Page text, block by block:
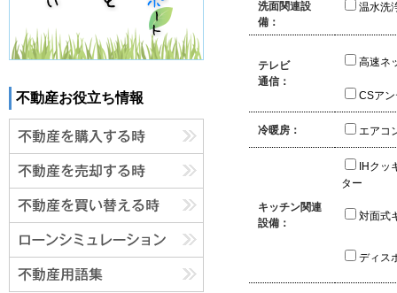
洗面関連設
備：
温水洗
テレビ
通信：
高速ネ
CSア
冷暖房： エアコ
キッチン関連
設備：
IHクッ
ター
対面式
ディス
不動産お役立ち情報